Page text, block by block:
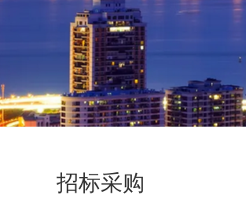
招标采购